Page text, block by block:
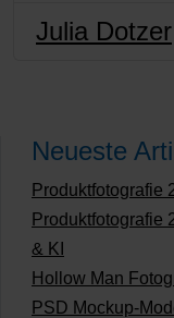
Julia Dotzer
Neueste
Produktfotografie
Produktfotografie
& KI
Hollow Man
PSD Mockup-